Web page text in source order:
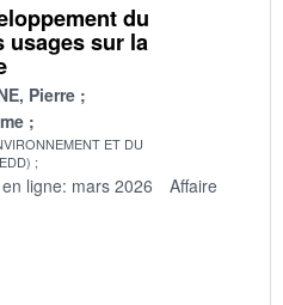
du
usages sur la
Pierre
ET DU
ligne: mars 2026
Affaire